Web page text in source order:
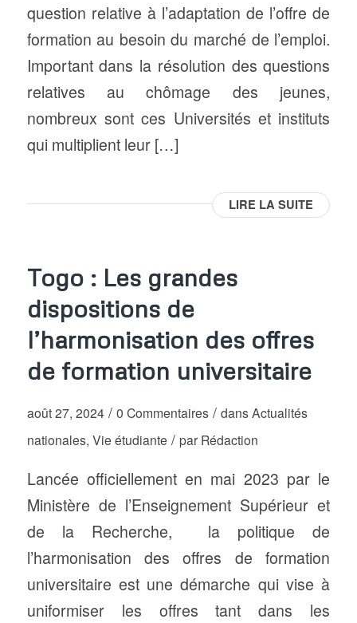
question relative à l’adaptation de l’offre de
formation au besoin du marché de l’emploi.
Important dans la résolution des questions
relatives au chômage des jeunes,
nombreux sont ces Universités et instituts
qui multiplient leur […]
LIRE LA SUITE
Togo : Les grandes
dispositions de
l’harmonisation des offres
de formation universitaire
août 27, 2024 / 0 Commentaires / dansActualités
nationales, Vie étudiante / par Rédaction
Lancée officiellement en mai 2023 par le
Ministère de l’Enseignement Supérieur et
de la Recherche, la politique de
l’harmonisation des offres de formation
universitaire est une démarche qui vise à
uniformiser les offres tant dans les